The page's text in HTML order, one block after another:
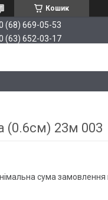
Кошик
(68) 669-05-53
(63) 652-03-17
(0.6см) 23м 003
сума замовлення